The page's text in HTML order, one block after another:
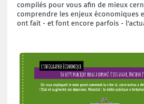
compilés pour vous afin de mieux
comprendre les enjeux économiques
ont fait - et font encore parfois -